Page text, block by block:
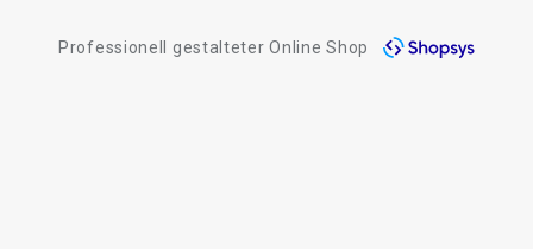
Professionell gestalteter Online Shop